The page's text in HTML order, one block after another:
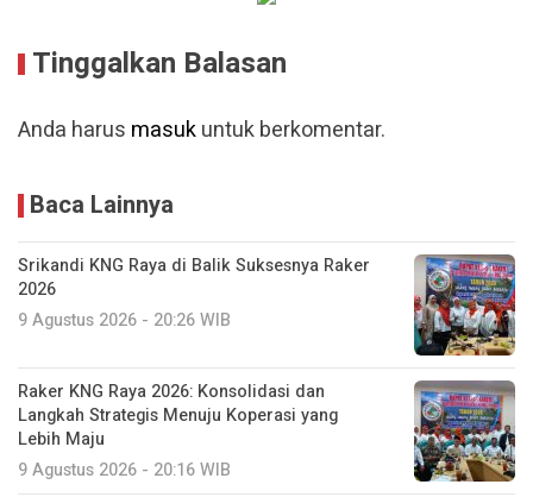
Tinggalkan Balasan
Anda harus masukuntuk berkomentar.
Baca Lainnya
Srikandi KNG Raya di Balik Suksesnya Raker
2026
9 Agustus 2026 - 20:26 WIB
Raker KNG Raya 2026: Konsolidasi dan
Langkah Strategis Menuju Koperasi yang
Lebih Maju
9 Agustus 2026 - 20:16 WIB